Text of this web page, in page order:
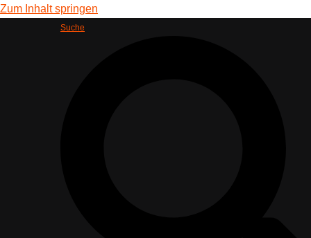
Zum Inhalt springen
Suche